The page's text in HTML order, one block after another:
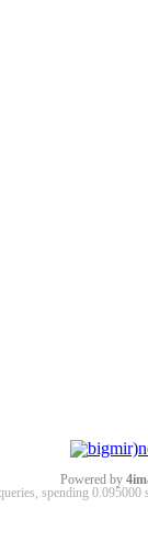
Powered by
spending